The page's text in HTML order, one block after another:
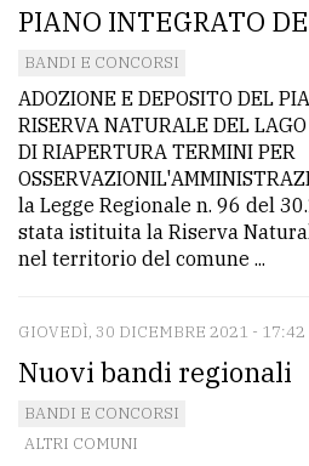
PIANO INTEGRATO
BANDI E CONCORSI
ADOZIONE E DEPOSITO DEL
RISERVA NATURALE DEL
DI RIAPERTURA TERMINI PER
la Legge Regionale n. 96 del
stata istituita la Riserva
nel territorio del comune ...
GIOVEDÌ, 30 DICEMBRE 2021 - 17:42
Nuovi bandi regionali
BANDI E CONCORSI
ALTRI COMUNI